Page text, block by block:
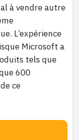
à vendre autre
L’expérience
Microsoft a
tels que
600
ce